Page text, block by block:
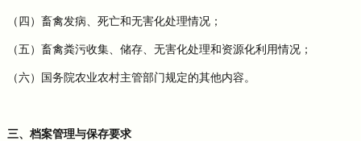
（四）畜禽发病、死亡和无害化处理情况；
（五）畜禽粪污收集、储存、无害化处理和资源化利用情况；
（六）国务院农业农村主管部门规定的其他内容。
三、档案管理与保存要求